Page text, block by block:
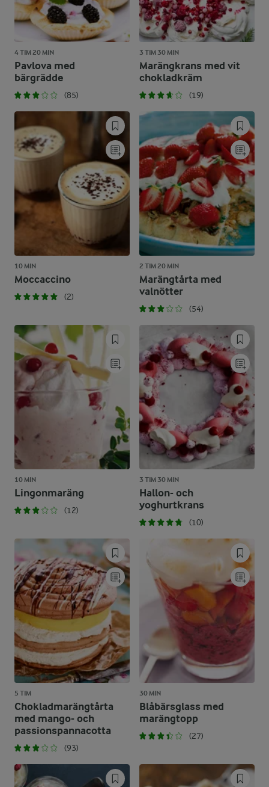
4 TIM 20 MIN
Pavlova med
bärgrädde
(85)
3 TIM 30 MIN
Marängkrans med vit
chokladkräm
(19)
10 MIN
Moccaccino
(2)
2 TIM 20 MIN
Marängtårta med
valnötter
(54)
10 MIN
Lingonmaräng
(12)
3 TIM 30 MIN
Hallon- och
yoghurtkrans
(10)
5 TIM
Chokladmarängtårta
med mango- och
passionspannacotta
(93)
30 MIN
Blåbärsglass med
marängtopp
(27)